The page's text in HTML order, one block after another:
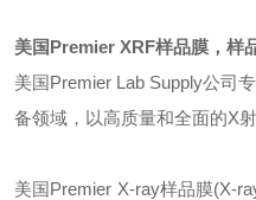
美国Premier XRF样品膜 ， 样
美国Premier Lab Supply公司
备领域，以高质量和全面的X
美国Premier X-ray样品膜(X-